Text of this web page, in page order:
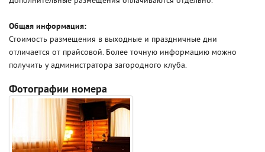
Общая информация:
Стоимость размещения в выходные и праздничные дни
отличается от прайсовой. Более точную информацию можно
получить у администратора загородного клуба.
Фотографии номера